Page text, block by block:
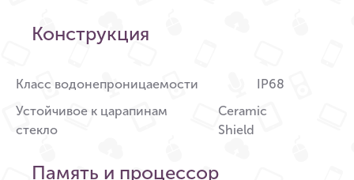
Конструкция
Класс водонепроницаемости
IP68
Устойчивое к царапинам
стекло
Ceramic
Shield
Память и процессор